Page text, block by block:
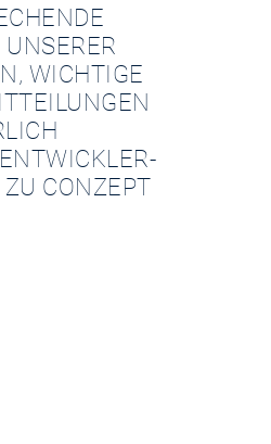
WICHTIGE
CONZEPT